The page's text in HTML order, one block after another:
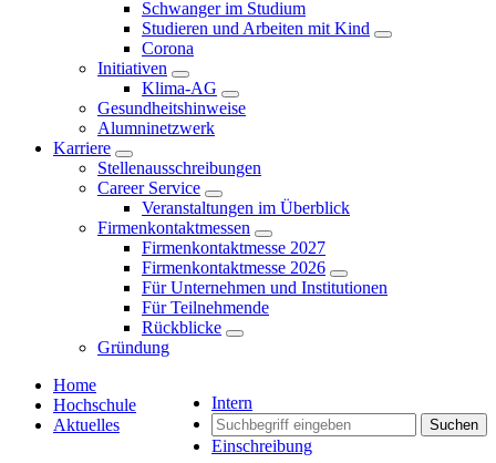
Schwanger im Studium
Studieren und Arbeiten mit Kind
Corona
Initiativen
Klima-AG
Gesundheitshinweise
Alumninetzwerk
Karriere
Stellenausschreibungen
Career Service
Veranstaltungen im Überblick
Firmenkontaktmessen
Firmenkontaktmesse 2027
Firmenkontaktmesse 2026
Für Unternehmen und Institutionen
Für Teilnehmende
Rückblicke
Gründung
Intern
Suchen
Einschreibung
Home
Hochschule
Aktuelles